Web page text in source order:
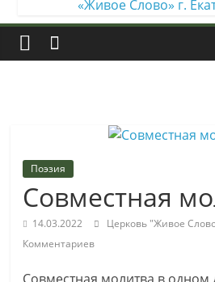
церковь
"Живое
религиозная
организация
Библейская
церковь
христиан
евангельской
Поэзия
Совместная
14.03.2022 Церковь "Живое
Комментариев